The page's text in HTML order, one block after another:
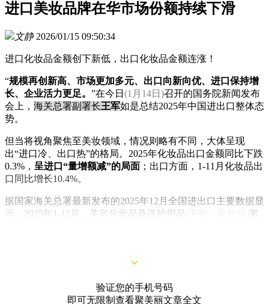
进口美妆品牌在华市场份额持续下滑
文静 2026/01/15 09:50:34
进口化妆品金额创下新低，出口化妆品金额连涨！
“规模再创新高、市场更加多元、出口向新向优、进口保持增
长、企业活力更足。 ”在今日 (1月14日)召开的国务院新闻发布
会上， 海关总署副署长王军如是总结2025年中国进出口整体态
势。
但当将视角聚焦至美妆领域，情况则略有不同，大体呈现
出“进口冷、出口热”的格局。2025年化妆品出口金额同比下跌
0.3%， 呈进口“量增额减”的局面 ；出口方面，1-11月化妆品出
口同比增长10.4%。
据国家海关总署最新发布的2025年12月全国进出口主要数据显
示：2025年1-12月，美容化妆品及洗护用品
累
验证您的手机号码
即可无限制查看聚美丽文章全文